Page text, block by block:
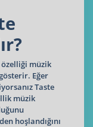
özelliği müzik
Eğer
Taste
müzik
hoşlandığını